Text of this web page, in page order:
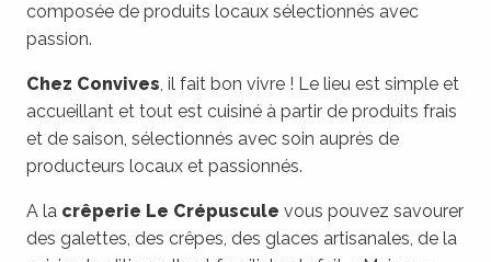
composée de produits locaux sélectionnés avec
passion.
Chez Convives, il fait bon vivre ! Le lieu est simple et
accueillant et tout est cuisiné à partir de produits frais
et de saison, sélectionnés avec soin auprès de
producteurs locaux et passionnés.
A la crêperie Le Crépuscule vous pouvez savourer
des galettes, des crêpes, des glaces artisanales, de la